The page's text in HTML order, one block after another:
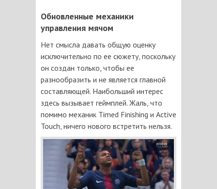
Обновленные механики
управления мячом
Нет смысла давать общую оценку
исключительно по ее сюжету, поскольку
он создан только, чтобы ее
разнообразить и не является главной
составляющей. Наибольший интерес
здесь вызывает геймплей. Жаль, что
помимо механик Timed Finishing и Active
Touch, ничего нового встретить нельзя.